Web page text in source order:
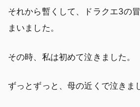
それから暫くして、ドラクエ3の
まいました。
その時、私は初めて泣きました。
ずっとずっと、母の近くで泣きま